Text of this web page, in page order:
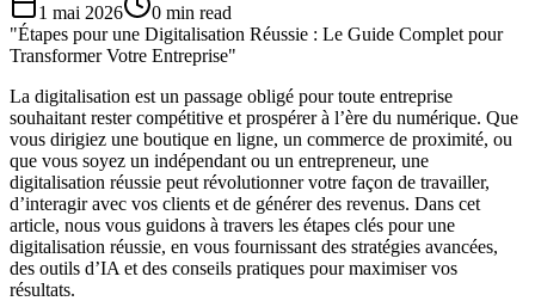
1 mai 2026 0 min read
"Étapes pour une Digitalisation Réussie : Le Guide Complet pour
Transformer Votre Entreprise"
La digitalisation est un passage obligé pour toute entreprise
souhaitant rester compétitive et prospérer à l’ère du numérique. Que
vous dirigiez une boutique en ligne, un commerce de proximité, ou
que vous soyez un indépendant ou un entrepreneur, une
digitalisation réussie peut révolutionner votre façon de travailler,
d’interagir avec vos clients et de générer des revenus. Dans cet
article, nous vous guidons à travers les étapes clés pour une
digitalisation réussie, en vous fournissant des stratégies avancées,
des outils d’IA et des conseils pratiques pour maximiser vos
résultats.